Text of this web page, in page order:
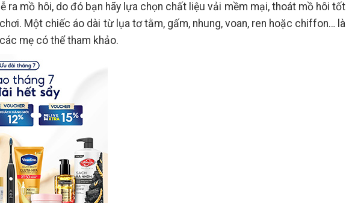
ra mồ hôi, do đó bạn hãy lựa chọn chất liệu vải mềm mại, thoát mồ hôi tốt
Một chiếc áo dài từ lụa tơ tằm, gấm, nhung, voan, ren hoặc chiffon… là
mẹ có thể tham khảo.